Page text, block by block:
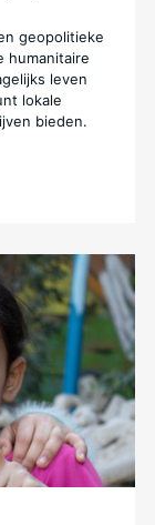
geopolitieke
humanitaire
leven
lokale
bieden.